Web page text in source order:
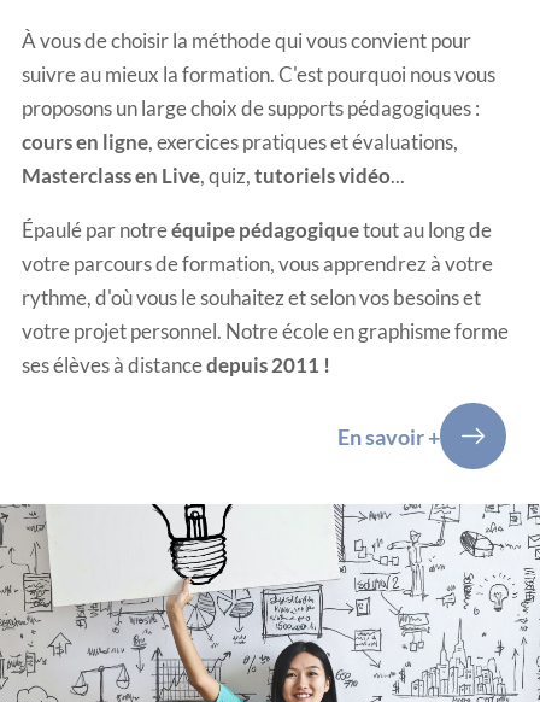
À vous de choisir la méthode qui vous convient pour
suivre au mieux la formation. C'est pourquoi nous vous
proposons un large choix de supports pédagogiques :
cours en ligne, exercices pratiques et évaluations,
Masterclass en Live, quiz, tutoriels vidéo...
Épaulé par notreéquipe pédagogiquetout au long de
votre parcours de formation, vous apprendrez à votre
rythme, d'où vous le souhaitez et selon vos besoins et
votre projet personnel. Notreécole en graphismeforme
ses élèves à distancedepuis 2011 !
En savoir +